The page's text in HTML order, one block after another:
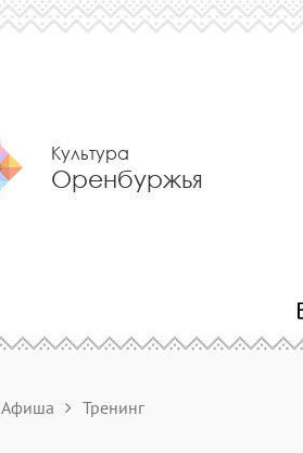
Культура
Оренбуржья
Афиша Тренинг